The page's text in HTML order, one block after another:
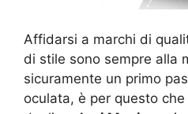
Affidarsi a marchi di
di stile sono sempre alla
sicuramente un primo
oculata, è per questo